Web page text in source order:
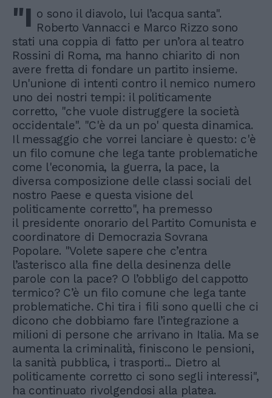
"I o sono il diavolo, lui l’acqua santa".
Roberto Vannacci e Marco Rizzo sono
stati una coppia di fatto per un’ora al teatro
Rossini di Roma, ma hanno chiarito di non
avere fretta di fondare un partito insieme.
Un'unione di intenti contro il nemico numero
uno dei nostri tempi: il politicamente
corretto, "che vuole distruggere la società
occidentale". "C'è da un po' questa dinamica.
Il messaggio che vorrei lanciare è questo: c'è
un filo comune che lega tante problematiche
come l'economia, la guerra, la pace, la
diversa composizione delle classi sociali del
nostro Paese e questa visione del
politicamente corretto", ha premesso
il presidente onorario del Partito Comunista e
coordinatore di Democrazia Sovrana
Popolare. "Volete sapere che c’entra
l’asterisco alla fine della desinenza delle
parole con la pace? O l’obbligo del cappotto
termico? C’è un filo comune che lega tante
problematiche. Chi tira i fili sono quelli che ci
dicono che dobbiamo fare l’integrazione a
milioni di persone che arrivano in Italia. Ma se
aumenta la criminalità, finiscono le pensioni,
la sanità pubblica, i trasporti... Dietro al
politicamente corretto ci sono segli interessi",
ha continuato rivolgendosi alla platea.